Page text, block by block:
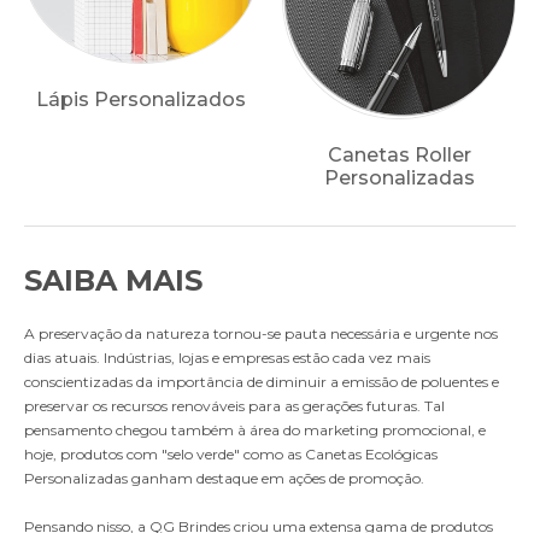
Lápis Personalizados
Canetas Roller
Personalizadas
SAIBA MAIS
A preservação da natureza tornou-se pauta necessária e urgente nos
dias atuais. Indústrias, lojas e empresas estão cada vez mais
conscientizadas da importância de diminuir a emissão de poluentes e
preservar os recursos renováveis para as gerações futuras. Tal
pensamento chegou também à área do marketing promocional, e
hoje, produtos com "selo verde" como as Canetas Ecológicas
Personalizadas ganham destaque em ações de promoção.
Pensando nisso, a QG Brindes criou uma extensa gama de produtos